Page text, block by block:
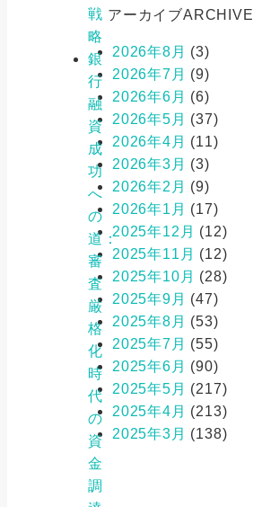
戦
略
銀
行
融
資
成
功
へ
の
道：
審
査
厳
格
化
時
代
の
資
金
調
アーカイブARCHIVE
2026年8月 (3)
2026年7月 (9)
2026年6月 (6)
2026年5月 (37)
2026年4月 (11)
2026年3月 (3)
2026年2月 (9)
2026年1月 (17)
2025年12月 (12)
2025年11月 (12)
2025年10月 (28)
2025年9月 (47)
2025年8月 (53)
2025年7月 (55)
2025年6月 (90)
2025年5月 (217)
2025年4月 (213)
2025年3月 (138)